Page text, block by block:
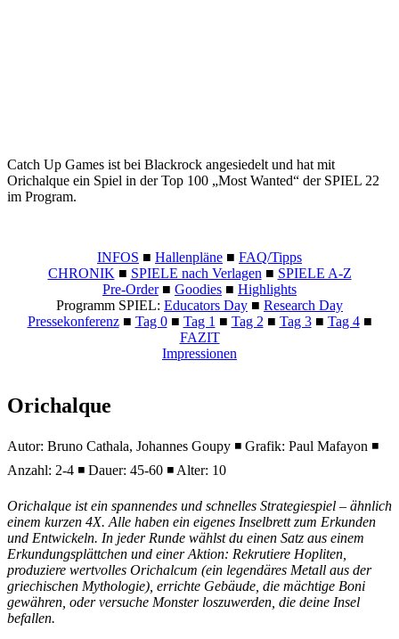
Catch Up Games ist bei Blackrock angesiedelt und hat mit
Orichalque ein Spiel in der Top 100 „Most Wanted“ der SPIEL 22
im Program.
INFOS ■ Hallenpläne ■ FAQ/Tipps
CHRONIK ■ SPIELE nach Verlagen ■ SPIELE A-Z
Pre-Order■ Goodies ■ Highlights
Programm SPIEL: Educators Day ■ Research Day
Pressekonferenz■ Tag 0■ Tag 1 ■ Tag 2 ■ Tag 3■ Tag 4■
FAZIT
Impressionen
Orichalque
Autor: Bruno Cathala, Johannes Goupy ◾ Grafik: Paul Mafayon ◾
Anzahl: 2-4 ◾ Dauer: 45-60 ◾ Alter: 10
Orichalque ist ein spannendes und schnelles Strategiespiel – ähnlich
einem kurzen 4X. Alle haben ein eigenes Inselbrett zum Erkunden
und Entwickeln. In jeder Runde wählst du einen Satz aus einem
Erkundungsplättchen und einer Aktion: Rekrutiere Hopliten,
produziere wertvolles Orichalcum (ein legendäres Metall aus der
griechischen Mythologie), errichte Gebäude, die mächtige Boni
gewähren, oder versuche Monster loszuwerden, die deine Insel
befallen.